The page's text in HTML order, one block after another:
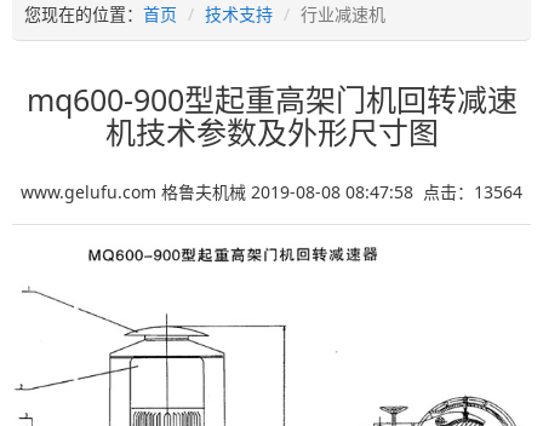
您现在的位置： 首页 技术支持 行业减速机
mq600-900型起重高架门机回转减速
机技术参数及外形尺寸图
www.gelufu.com 格鲁夫机械 2019-08-08 08:47:58 点击： 13564